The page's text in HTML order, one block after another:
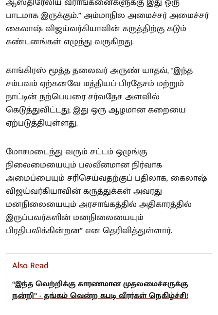
பாடமாக இருக்கும்.” அம்மாநில அமைச்சர் அமைச்சர்
கைலாஷ் விஜய்வர்கியாவின் கருத்திற்கு கடும்
கண்டனங்கள் எழுந்து வருகிறது.
காங்கிரஸ் மூத்த தலைவர் அருண் யாதவ், "இந்த
சம்பவம் ஏற்கனவே மத்தியப் பிரதேசம் மற்றும்
நாட்டின் நற்பெயரை சர்வதேச அளவில்
கெடுத்துவிட்டது; இது ஒரு ஆழமான கறையை
ஏற்படுத்தியுள்ளது.
மோசமடைந்து வரும் சட்டம் ஒழுங்கு
நிலைமையையும் பலவீனமான நிர்வாக
அமைப்பையும் சரிசெய்வதற்குப் பதிலாக, கைலாஷ்
விஜய்வர்கியாவின் கருத்துக்கள் அவரது
மனநிலையையும் அரசாங்கத்தில் அதிகாரத்தில்
இருப்பவர்களின் மனநிலையையும்
பிரதிபலிக்கின்றன” என தெரிவித்துள்ளார்.
Also Read
“இந்த வெற்றிக்கு காரணமான முதலமைச்சருக்கு
நன்றி” - தங்கம் வென்ற கபடி வீரர்கள் நெகிழ்ச்சி!